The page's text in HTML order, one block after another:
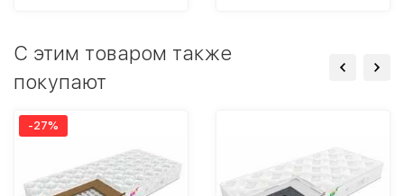
C этим товаром также
покупают
-27%